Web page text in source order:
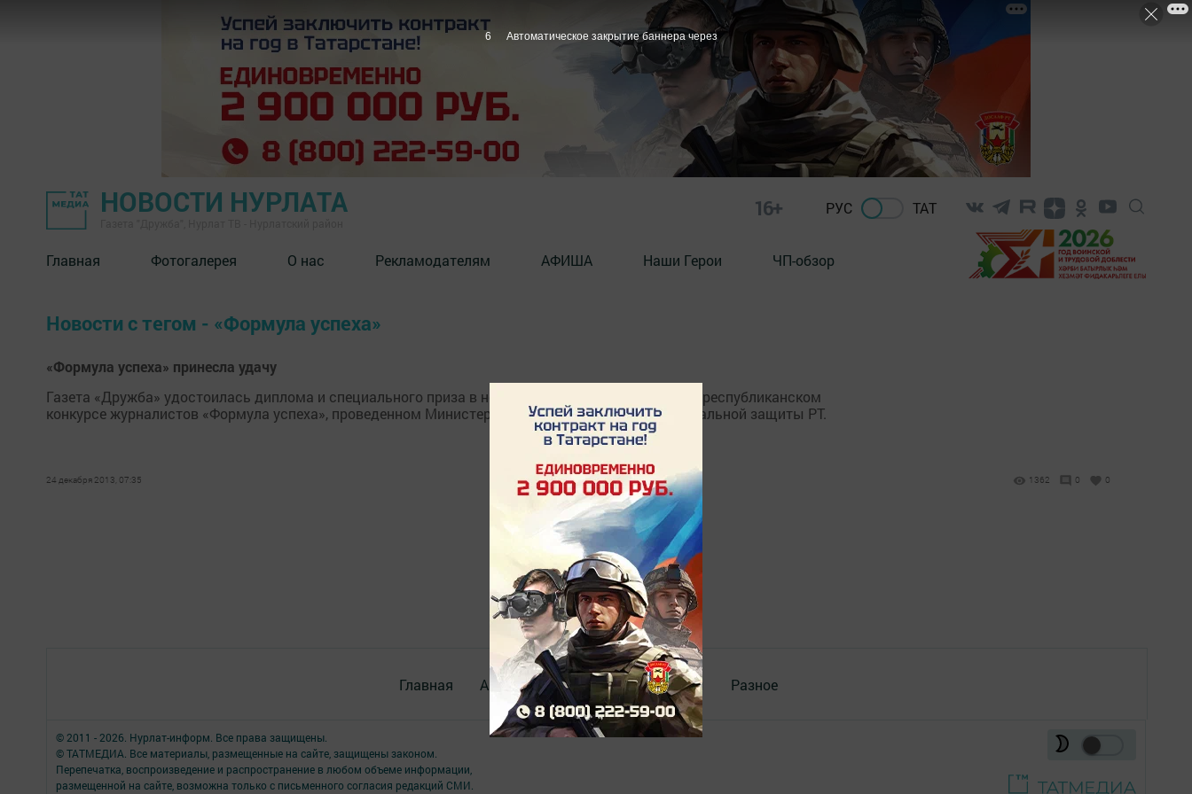
НОВОСТИ НУРЛАТА 16+ РУС ТАТ
Главная Фотогалерея О нас Рекламодателям АФИША Наши Герои ЧП-обзор
Новости с тегом - «Формула успеха»
«Формула успеха» принесла удачу
Газета «Дружба» удостоилась диплома и специального приза в номинации «Лестница успеха» в республиканском
конкурсе журналистов «Формула успеха», проведенном Министерством труда, занятости и социальной защиты РТ.
24 декабря 2013, 07:35 1362 0 0
Главная Актуальное видео Документы Разное
© 2011 - 2026. Нурлат-⁠информ. Все права защищены.
© ТАТМЕДИА. Все материалы, размещенные на сайте, защищены законом.
Перепечатка, воспроизведение и распространение в любом объеме информации,
размещенной на сайте, возможна только с письменного согласия редакций СМИ.
6 Автоматическое закрытие баннера через